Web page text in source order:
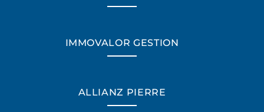
IMMOVALOR GESTION
ALLIANZ PIERRE